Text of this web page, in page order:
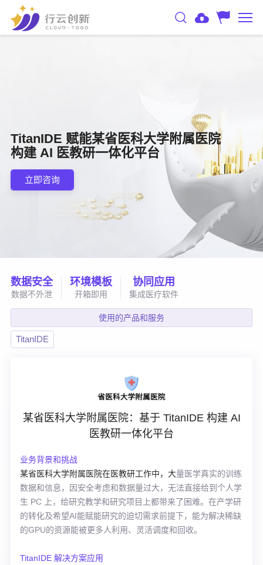
TitanIDE 赋能某省医科大学附属医院
构建 AI 医教研一体化平台
立即咨询
数据安全
数据不外泄
环境模板
开箱即用
协同应用
集成医疗软件
使用的产品和服务
TitanIDE
某省医科大学附属医院：基于 TitanIDE 构建 AI
医教研一体化平台
业务背景和挑战
某省医科大学附属医院在医教研工作中，大量医学真实的训练
数据和信息，因安全考虑和数据量过大，无法直接给到个人学
生 PC 上，给研究教学和研究项目上都带来了困难。在产学研
的转化及希望AI能赋能研究的迫切需求前提下，能为解决稀缺
的GPU的资源能被更多人利用、灵活调度和回收。
TitanIDE 解决方案应用